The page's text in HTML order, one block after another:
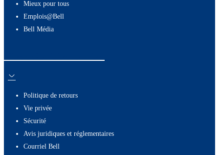
Mieux pour tous
Emplois@Bell
Bell Média
Politique de retours
Vie privée
Sécurité
Avis juridiques et réglementaires
Courriel Bell